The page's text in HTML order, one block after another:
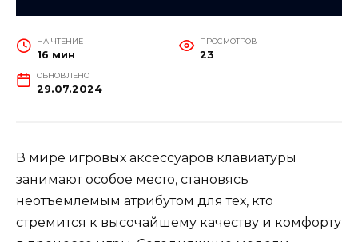
НА ЧТЕНИЕ
16 мин
ПРОСМОТРОВ
23
ОБНОВЛЕНО
29.07.2024
В мире игровых аксессуаров клавиатуры
занимают особое место, становясь
неотъемлемым атрибутом для тех, кто
стремится к высочайшему качеству и комфорту